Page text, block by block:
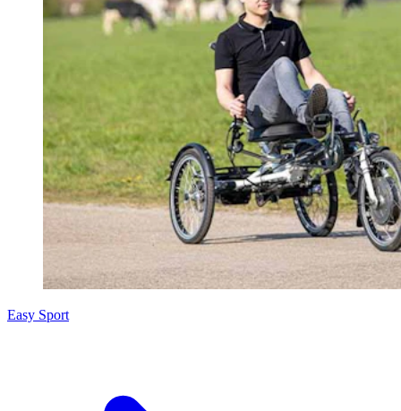
Easy Sport